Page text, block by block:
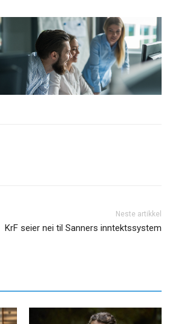
Neste artikkel
KrF seier nei til Sanners inntektssystem